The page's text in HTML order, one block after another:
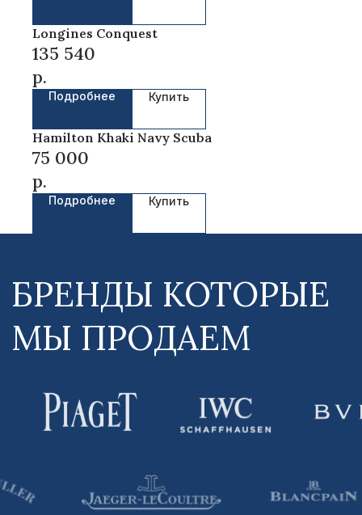
Lоnginеs Сonquеst
135 540
р.
Подробнее Купить
Hamilton Khaki Navy Scuba
75 000
р.
Подробнее Купить
2020-2023 © ООО Галлеон
Главная Новости
Услуги
Данный интернет-сайт носит информационный
характер и ни при каких условиях не является
положениями Статьи 437 (2) Гражданского
кодекса РФ. Для получения подробной
информации о наличии и стоимости указанных
указанные на Сайте